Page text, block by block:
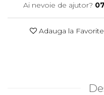
Ai nevoie de ajutor?
Adauga la Favorite